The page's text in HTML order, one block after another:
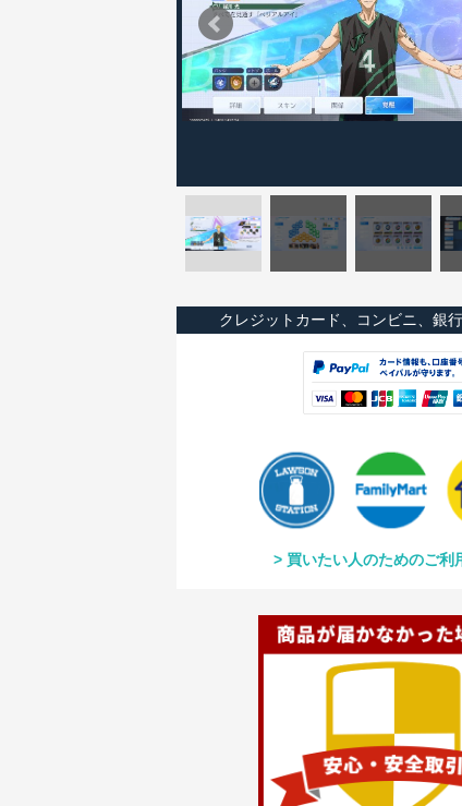
クレジットカード、コンビニ、銀
買いたい人のためのご利